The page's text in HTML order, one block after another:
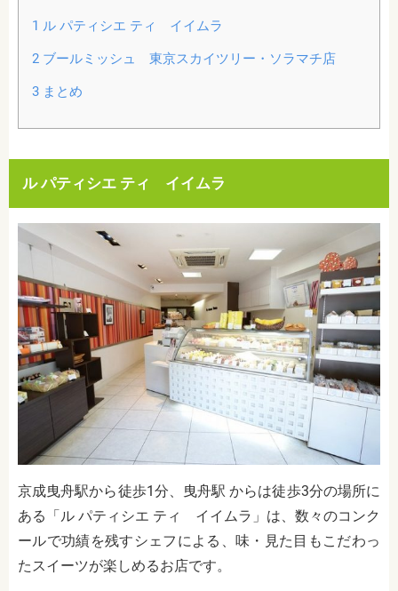
1 ル パティシエ ティ イイムラ
2ブールミッシュ 東京スカイツリー・ソラマチ店
3まとめ
ル パティシエ ティ イイムラ
京成曳舟駅から徒歩1分、曳舟駅 からは徒歩3分の場所に
ある 「ル パティシエ ティ イイムラ」は、数々のコンク
ールで功績を残すシェフによる、味・見た目もこだわっ
たスイーツが楽しめるお店です。